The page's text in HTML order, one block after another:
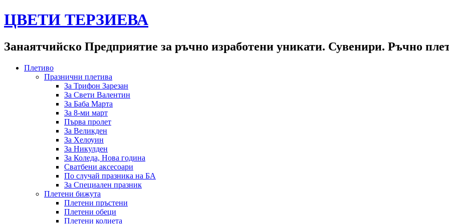
ЦВЕТИ ТЕРЗИЕВА
Занаятчийско Предприятие за ръчно изработени уникати. Сувенири. Ръчно
Плетиво
Празнични плетива
За Трифон Зарезан
За Свети Валентин
За Баба Марта
За 8-ми март
Първа пролет
За Великден
За Хелоуин
За Никулден
За Коледа, Нова година
Сватбени аксесоари
По случай празника на БА
За Специален празник
Плетени бижута
Плетени пръстени
Плетени обeци
Плетени колиета